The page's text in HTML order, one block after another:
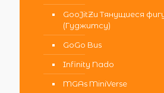
GooJitZu Тянущиеся
(Гуджитсу)
GoGo Bus
Infinity Nado
MGAs MiniVerse